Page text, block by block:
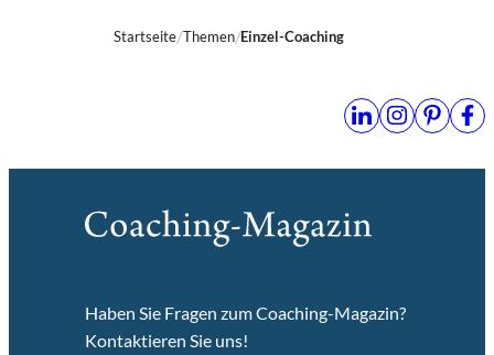
Startseite Themen Einzel-Coaching
Haben Sie Fragen zum Coaching-Magazin?
Kontaktieren Sie uns!